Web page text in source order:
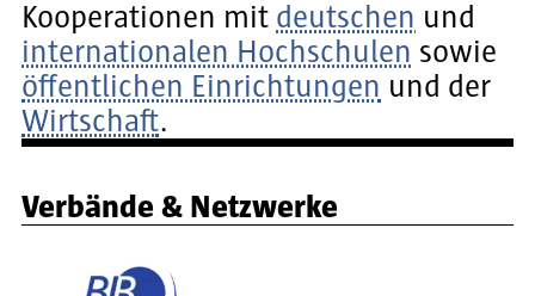
Kooperationen mit deutschen und
internationalen Hochschulen sowie
öffentlichen Einrichtungen und der
Wirtschaft.
Verbände & Netzwerke